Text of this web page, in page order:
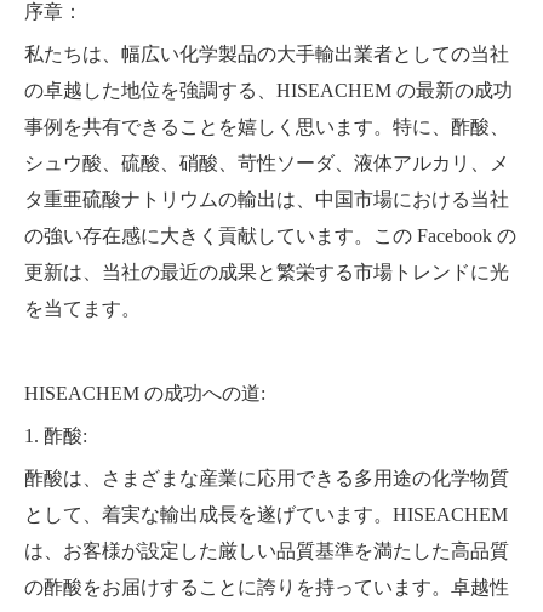
序章：
私たちは、幅広い化学製品の大手輸出業者としての当社
の卓越した地位を強調する、HISEACHEM の最新の成功
事例を共有できることを嬉しく思います。特に、酢酸、
シュウ酸、硫酸、硝酸、苛性ソーダ、液体アルカリ、メ
タ重亜硫酸ナトリウムの輸出は、中国市場における当社
の強い存在感に大きく貢献しています。この Facebook の
更新は、当社の最近の成果と繁栄する市場トレンドに光
を当てます。
HISEACHEM の成功への道:
1. 酢酸:
酢酸は、さまざまな産業に応用できる多用途の化学物質
として、着実な輸出成長を遂げています。HISEACHEM
は、お客様が設定した厳しい品質基準を満たした高品質
の酢酸をお届けすることに誇りを持っています。卓越性